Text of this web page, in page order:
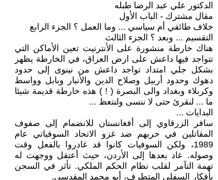
الدكتور علي عبد الرضا طبله
مقال مشترك - الباب الأول
خلاف طائفي أم سياسي ... وما العمل ؟ الجزء الرابع
التقسيم ... وبعد ؟ الجزء الثالث
هناك خارطة منشورة على الأنترنيت تعين الأماكن التي
تتواجد فيها داعش على ارض العراق، في الخارطة يظهر
بشكل جلي امتداد تواجد داعش من نينوى إلى حدود
دهوك وحدود أربيل وصلاح الدين والأنبار وبابل وواسط
وكربلاء وبغداد والى البصرة ( ! ) هذه خارطة قديمة شيئا
ما ... لنقرئ حتى لا ننسى ولنتعظ ...
البدايات ...
سافر الزرقاوي إلى أفغانستان للانضمام إلى صفوف
المقاتلين في حربهم ضد غزو الاتحاد السوفياتي عام
1989، ولكن السوفيات كانوا قد غادروا بالفعل وقت
وصوله. عاد بعدها إلى الأردن، حيث أعتقل ووجهت له
تهمة التآمر لقلب نظام الحكم الملكي. تأثر في السجن
بأفكار السفلي المتطرف، أبو محمد المقدسي.